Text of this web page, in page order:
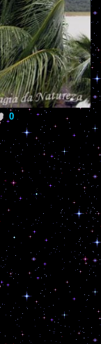
0